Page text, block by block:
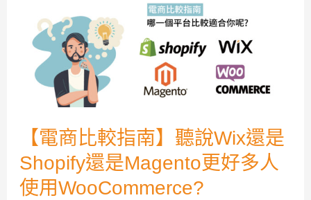
【電商比較指南】聽說Wix還是
Shopify還是Magento更好多人
使用WooCommerce?
Wix
還